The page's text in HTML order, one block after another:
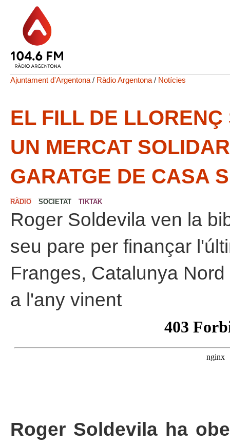
Ajuntament d'Argentona / Ràdio Argentona / Notícies
EL FILL DE
UN MERCAT
GARATGE DE CASA
RÀDIO SOCIETAT TIKTAK
Roger Soldevila ven la
seu pare per finançar
Franges, Catalunya
a l'any vinent
Roger Soldevila ha